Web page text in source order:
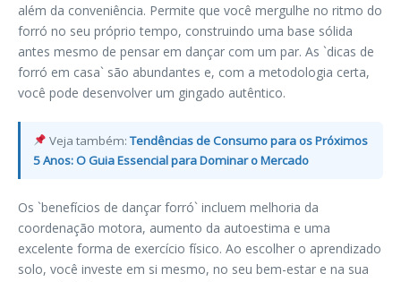
além da conveniência. Permite que você mergulhe no ritmo do
forró no seu próprio tempo, construindo uma base sólida
antes mesmo de pensar em dançar com um par. As `dicas de
forró em casa` são abundantes e, com a metodologia certa,
você pode desenvolver um gingado autêntico.
Veja também:Tendências de Consumo para os Próximos
5 Anos: O Guia Essencial para Dominar o Mercado
Os `benefícios de dançar forró` incluem melhoria da
coordenação motora, aumento da autoestima e uma
excelente forma de exercício físico. Ao escolher o aprendizado
solo, você investe em si mesmo, no seu bem-estar e na sua